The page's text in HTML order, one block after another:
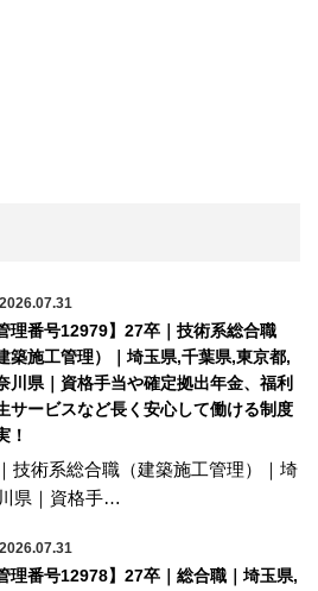
2026.07.31
管理番号12979】27卒｜技術系総合職
建築施工管理）｜埼玉県,千葉県,東京都,
川県｜資格手当や確定拠出年金、福利
サービスなど長く安心して働ける制度
！
技術系総合職（建築施工管理）｜埼
県｜資格手…
2026.07.31
管理番号12978】27卒｜総合職｜埼玉県,